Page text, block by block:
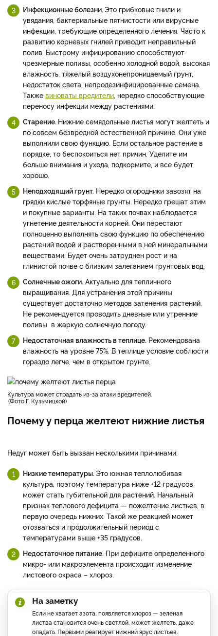
Инфекционные болезни. Это грибковые гнили и
увядания, бактериальные пятнистости или вирусные
инфекции, требующие определенного лечения. Часто к
развитию корневых гнилей приводит неправильный
полив. Быстрому инфицированию способствуют
чрезмерные поливы, особенно холодной водой, высокая
влажность, тяжелый воздухонепроницаемый грунт,
недостаток света, непродезинфицированные семена.
Также виноваты вредители, нередко способствующие
переносу инфекции между растениями.
Старение. Нижние семядольные листья могут желтеть и
по совсем безвредной естественной причине. Они уже
выполнили свою функцию. Если остальное растение в
порядке, то беспокоиться нет причин. Уделите им
больше внимания и ухода, подкормите, и все будет
хорошо.
Неподходящий грунт. Нередко огородники завозят на
грядки кислые торфяные грунты. Нередко грешат этим
и покупные варианты. На таких почвах наблюдается
угнетение деятельности корней. Они перестают
полноценно выполнять свою функцию по обеспечению
растений водой и растворенными в ней минеральными
веществами. Будет очень затруднен рост и на
глинистой почве с близким залеганием грунтовых вод.
Солнечные ожоги. Актуально для тепличного
выращивания. Для устранения этой причины
существует достаточно методов затенения растений.
Не рекомендуется проводить дневные или утренние
поливы в жаркую солнечную погоду.
Недостаточная влажность в теплице. Рекомендована
влажность на уровне 75%. В теплице условие соблюсти
гораздо легче, чем в открытом грунте.
Культура может страдать из-за атаки вредителей.
Фото Г. Кузьмицкой
Почему у перца желтеют нижние листья
Недуг может быть вызван несколькими причинами:
Низкие температуры. Это южная теплолюбивая
культура, поэтому температура ниже +12 градусов
может стать губительной для растений. Начальный
признак теплового дефицита — пожелтение листьев, в
первую очередь нижних. Такой же реакцией может
отозваться и продолжительный период с
температурами выше +35 градусов.
Недостаточное питание. При дефиците определенного
микро- или макроэлемента происходит изменение
листового окраса – хлороз.
На заметку
Если не хватает азота, появляется хлороз — зеленая
листва становится очень светлой, может желтеть, даже
опадать. Первыми реагирует нижний ярус листьев.